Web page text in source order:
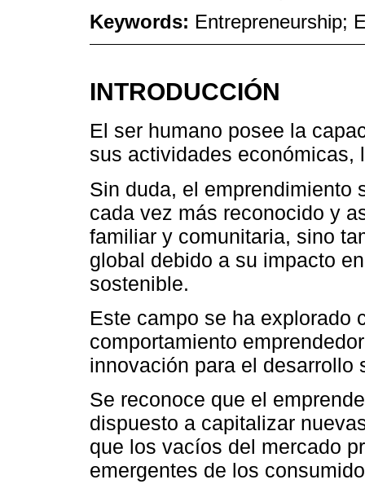
Keywords: Entrepreneurship;
INTRODUCCIÓN
El ser humano posee la
sus actividades económicas,
Sin duda, el emprendimiento
cada vez más reconocido y
familiar y comunitaria, sino
global debido a su impacto
sostenible.
Este campo se ha explorado
comportamiento
innovación para el desarrollo
Se reconoce que el
dispuesto a capitalizar
que los vacíos del mercado
emergentes de los